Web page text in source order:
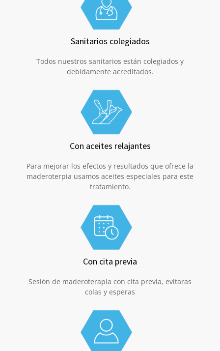
Sanitarios colegiados
Todos nuestros sanitarios están colegiados y
debidamente acreditados.
Con aceites relajantes
Para mejorar los efectos y resultados que ofrece la
maderoterpia usamos aceites especiales para este
tratamiento.
Con cita previa
Sesión de maderoterapia con cita previa, evitaras
colas y esperas